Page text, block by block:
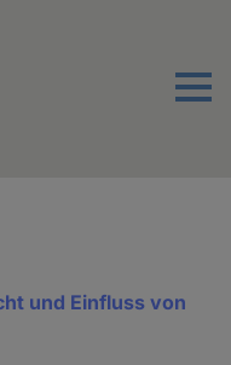
Menu
und Einfluss von